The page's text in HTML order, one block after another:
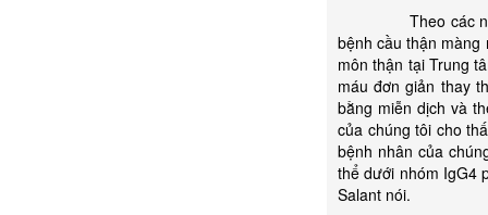
Theo các nhà
bệnh cầu thận màng
môn thận tại Trung
máu đơn giản thay
bằng miễn dịch và
của chúng tôi cho
bệnh nhân của
thể dưới nhóm IgG4
Salant nói.